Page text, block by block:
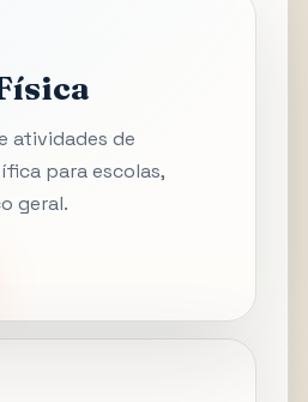
atividades de
para escolas,
geral.